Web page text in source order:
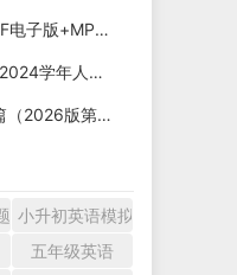
小初高《全新英语听力》PDF电子版+MP3音频
小升初模拟（试题）-2023-2024学年人教PEP版英语六年级下册
一本小学英语阅读训练100篇（2026版第9次修订）电子版下载打印
小升初英语模拟试题
五年级英语